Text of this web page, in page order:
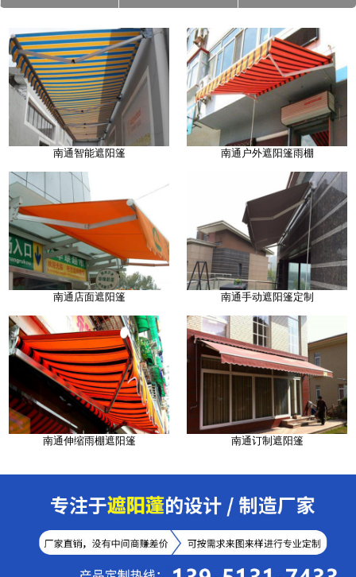
南通智能遮阳篷 南通户外遮阳篷雨棚
南通店面遮阳篷 南通手动遮阳篷定制
南通伸缩雨棚遮阳篷 南通订制遮阳篷